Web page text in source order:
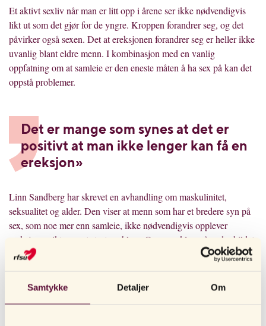
Samtykke Detaljer Om
Et aktivt sexliv når man er litt opp i årene ser ikke nødvendigvis
likt ut som det gjør for de yngre. Kroppen forandrer seg, og det
påvirker også sexen. Det at ereksjonen forandrer seg er heller ikke
uvanlig blant eldre menn. I kombinasjon med en vanlig
oppfatning om at samleie er den eneste måten å ha sex på kan det
oppstå problemer.
Det er mange som synes at det er
positivt at man ikke lenger kan få en
ereksjon»
Linn Sandberg har skrevet en avhandling om maskulinitet,
seksualitet og alder. Den viser at menn som har et bredere syn på
sex, som noe mer enn samleie, ikke nødvendigvis opplever
ereksjonssvikt som et stort problem. Om man klarer å endre bildet
litt på hva sex kan være, vil det være lettere å tenke at man ikke
Linn Sandberg har dybdeintervjuet heteroseksuelle menn i alderen
69 til 89 år. Kunnskapen hun ønsker å formidle til eldre handler